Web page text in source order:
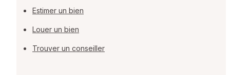
Estimer un bien
Louer un bien
Trouver un conseiller